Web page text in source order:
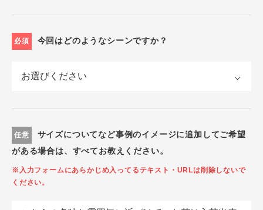
必須 今回はどのようなシーンですか？
任意
サイズについてなど事例のイメージに追加してご希望
がある場合は、すべてお教えください。
※入力フォームにあらかじめ入ってるテキスト・URLは削除しないで
ください。